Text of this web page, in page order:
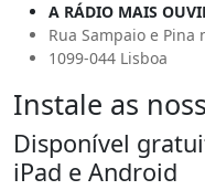
A RÁDIO MAIS
Rua Sampaio e Pina
1099-044 Lisboa
Instale as
Disponível
iPad e Android